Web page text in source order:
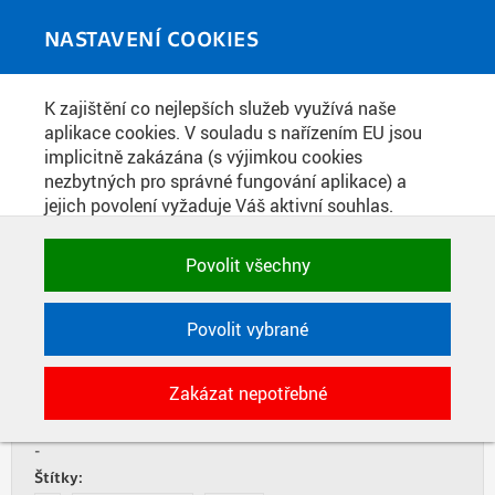
NASTAVENÍ COOKIES
K zajištění co nejlepších služeb využívá naše
aplikace cookies. V souladu s nařízením EU jsou
implicitně zakázána (s výjimkou cookies
nezbytných pro správné fungování aplikace) a
jejich povolení vyžaduje Váš aktivní souhlas.
zakázat, případně vybrat a povolit cookies podle
kategorie. Svoje rozhodnutí můžete samozřejmě
kdykoli změnit.
POTŘEBNÉ
Technické cookies využívané aplikacemi
ČVUT pro uchování jejich nastavení,
vlastností a identifikátorů relace. Jsou
nezbytné pro správné fungování a jsou
Povolit všechny
Povolit vybrané
Zakázat nepotřebné
MEDIATÉKA
You are here
Home Publikace
PRAŽSKÁ TECHNIKA 2/2019
LISTOVAT STÁHNOUT PDF
10. 4. 2019
ČVUT v Praze, Nakladatelství Česká technika
Typ:
Součást:
-
Štítky: